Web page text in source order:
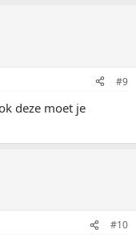
#9
deze moet je
#10